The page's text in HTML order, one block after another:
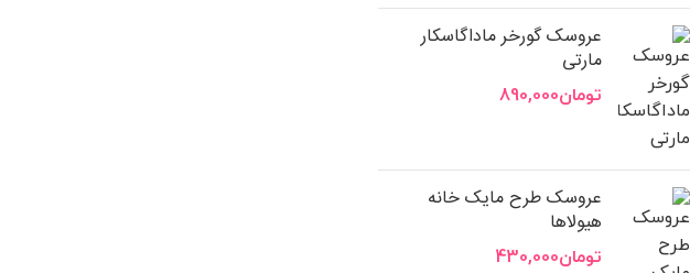
عروسک گورخر ماداگاسکار
مارتی
تومان890,000
عروسک طرح مایک خانه
هیولاها
تومان430,000